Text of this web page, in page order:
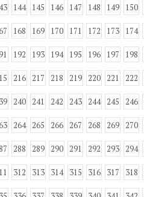
144 145 146 147 148 149 150
168 169 170 171 172 173 174
192 193 194 195 196 197 198
216 217 218 219 220 221 222
240 241 242 243 244 245 246
264 265 266 267 268 269 270
288 289 290 291 292 293 294
312 313 314 315 316 317 318